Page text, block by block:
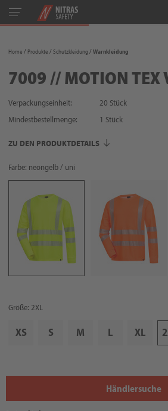
Toggle
navigation
Home Produkte Schutzkleidung Warnkleidung
7009 // MOTION TEX
Verpackungseinheit:
20 Stück
Mindestbestellmenge:
1 Stück
ZU DEN PRODUKTDETAILS
Farbe: neongelb / uni
Größe: 2XL
XS S M L XL
Händlersuche